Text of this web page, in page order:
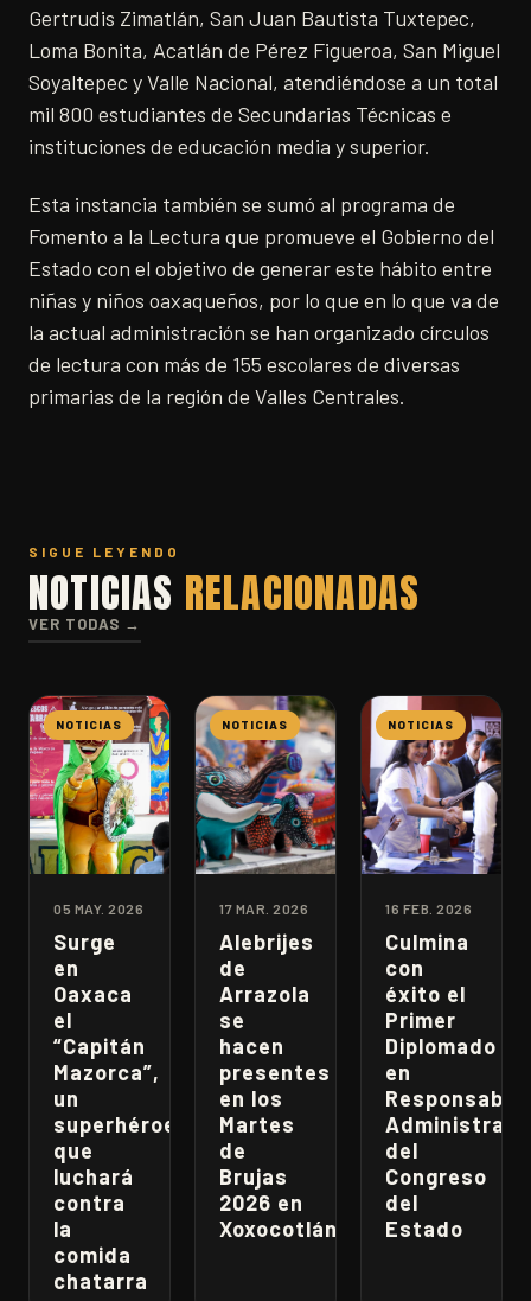
Gertrudis Zimatlán, San Juan Bautista Tuxtepec,
Loma Bonita, Acatlán de Pérez Figueroa, San Miguel
Soyaltepec y Valle Nacional, atendiéndose a un total
mil 800 estudiantes de Secundarias Técnicas e
instituciones de educación media y superior.
Esta instancia también se sumó al programa de
Fomento a la Lectura que promueve el Gobierno del
Estado con el objetivo de generar este hábito entre
niñas y niños oaxaqueños, por lo que en lo que va de
la actual administración se han organizado círculos
de lectura con más de 155 escolares de diversas
primarias de la región de Valles Centrales.
SIGUE LEYENDO
NOTICIAS RELACIONADAS
VER TODAS →
NOTICIAS
05 MAY. 2026
Surge
en
Oaxaca
el
“Capitán
Mazorca”,
un
superhéroe
que
luchará
contra
la
comida
chatarra
NOTICIAS
17 MAR. 2026
Alebrijes
de
Arrazola
se
hacen
presentes
en los
Martes
de
Brujas
2026 en
Xoxocotlán
NOTICIAS
16 FEB. 2026
Culmina
con
éxito el
Primer
Diplomado
en
del
Congreso
del
Estado